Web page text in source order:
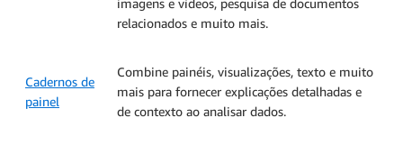
imagens e vídeos, pesquisa de documentos
relacionados e muito mais.
Cadernos de
painel
Combine painéis, visualizações, texto e muito
mais para fornecer explicações detalhadas e
de contexto ao analisar dados.